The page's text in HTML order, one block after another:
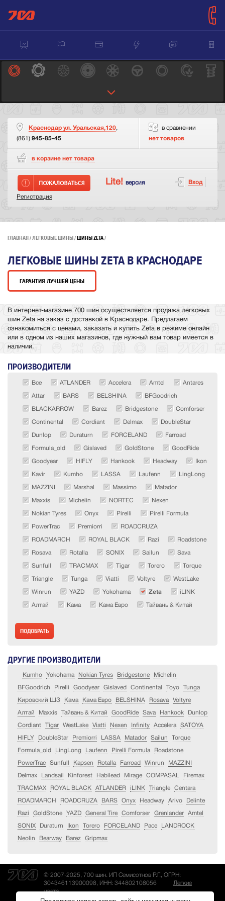
Краснодар ул. Уральская,120,
(861) 945-85-45
в сравнении
нет товаров
в корзине нет товара
Lite! версия Вход
Регистрация
ГЛАВНАЯ ЛЕГКОВЫЕ ШИНЫ ШИНЫ ZETA
ЛЕГКОВЫЕ ШИНЫ ZETA В КРАСНОДАРЕ
ГАРАНТИЯ ЛУЧШЕЙ ЦЕНЫ
В интернет-магазине 700 шин осуществляется продажа легковых
шин Zeta на заказ с доставкой в Краснодаре. Предлагаем
ознакомиться с ценами, заказать и купить Zeta в режиме онлайн
или в одном из наших магазинов, где нужный вам товар имеется в
наличии.
ПРОИЗВОДИТЕЛИ
Все ATLANDER Accelera Amtel Antares
Attar BARS BELSHINA BFGoodrich
BLACKARROW Barez Bridgestone Comforser
Continental Cordiant Delmax DoubleStar
Dunlop Duraturn FORCELAND Farroad
Formula_old Gislaved GoldStone GoodRide
Goodyear HIFLY Hankook Headway Ikon
Kavir Kumho LASSA Laufenn LingLong
MAZZINI Marshal Massimo Matador
Maxxis Michelin NORTEC Nexen
Nokian Tyres Onyx Pirelli Pirelli Formula
PowerTrac Premiorri ROADCRUZA
ROADMARCH ROYAL BLACK Razi Roadstone
Rosava Rotalla SONIX Sailun Sava
Sunfull TRACMAX Tigar Torero Torque
Triangle Tunga Viatti Voltyre WestLake
Winrun YAZD Yokohama Zeta iLINK
Алтай Кама Кама Евро Тайвань & Китай
ДРУГИЕ ПРОИЗВОДИТЕЛИ
Kumho Yokohama Nokian Tyres Bridgestone Michelin
BFGoodrich Pirelli Goodyear Gislaved Continental Toyo Tunga
Кировский ШЗ Кама Кама Евро BELSHINA Rosava Voltyre
Алтай Maxxis Тайвань & Китай GoodRide Sava Hankook Dunlop
Cordiant Tigar WestLake Viatti Nexen Infinity Accelera SATOYA
HIFLY DoubleStar Premiorri LASSA Matador Sailun Torque
Formula_old LingLong Laufenn Pirelli Formula Roadstone
PowerTrac Sunfull Kapsen Rotalla Farroad Winrun MAZZINI
Delmax Landsail Kinforest Habilead Mirage COMPASAL Firemax
TRACMAX ROYAL BLACK ATLANDER iLINK Triangle Centara
ROADMARCH ROADCRUZA BARS Onyx Headway Arivo Delinte
Razi GoldStone YAZD General Tire Comforser Grenlander Amtel
SONIX Duraturn Ikon Torero FORCELAND Pace LANDROCK
Neolin Bearway Barez Gripmax
© 2007-2025, 700 шин. ИП Семисотнов Р.Г., ОГРН:
304346113900098, ИНН: 344802108056
Легкие
цвета
Последнее обновление товаров: 07.08.2026 20:45:23